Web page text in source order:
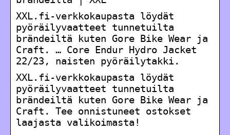
XXL.fi-verkkokaupasta löydät
pyöräilyvaatteet tunnetuilta
brändeiltä kuten Gore Bike Wear ja
Craft. … Core Endur Hydro Jacket
22/23, naisten pyöräilytakki.
XXL.fi-verkkokaupasta löydät
pyöräilyvaatteet tunnetuilta
brändeiltä kuten Gore Bike Wear ja
Craft. Tee onnistuneet ostokset
laajasta valikoimasta!